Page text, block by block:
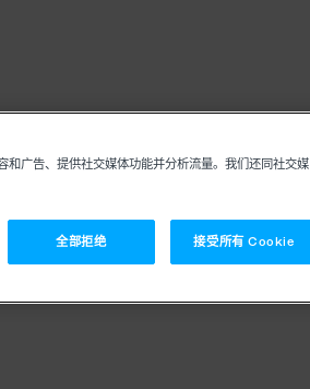
广告、提供社交媒体功能并分析流量。我们还同社交媒
全部拒绝 接受所有 Cookie